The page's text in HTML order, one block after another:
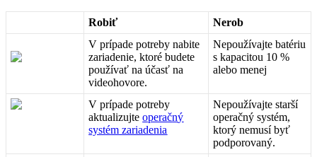
Robiť
Nerob
V prípade potreby nabite
zariadenie, ktoré budete
používať na účasť na
videohovore.
Nepoužívajte batériu
s kapacitou 10 %
alebo menej
V prípade potreby
aktualizujte operačný
systém zariadenia
Nepoužívajte starší
operačný systém,
ktorý nemusí byť
podporovaný.